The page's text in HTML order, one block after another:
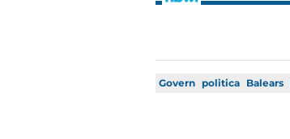
Govern politica Balears